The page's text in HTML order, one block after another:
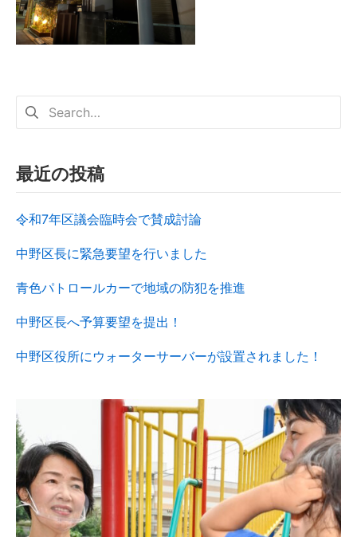
最近の投稿
令和7年区議会臨時会で賛成討論
中野区長に緊急要望を行いました
青色パトロールカーで地域の防犯を推進
中野区長へ予算要望を提出！
中野区役所にウォーターサーバーが設置されました！